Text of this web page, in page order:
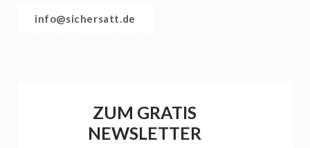
info@sichersatt.de
ZUM GRATIS
NEWSLETTER